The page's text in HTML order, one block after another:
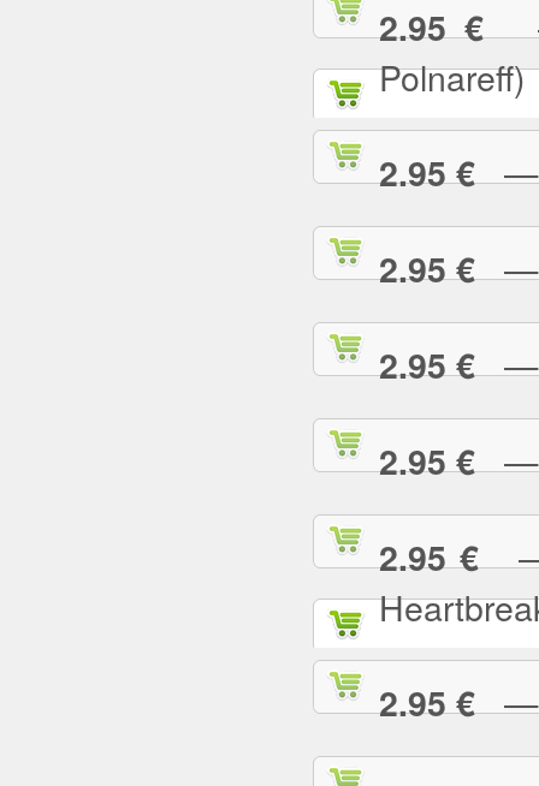
2.95 €—
Polnareff)
2.95 €—
2.95 €—
2.95 €—
2.95 €—
2.95 €—
2.95 €—